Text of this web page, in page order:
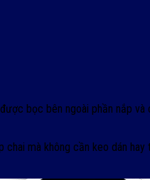
bọc bên ngoài phần nắp
mà không cần keo dán